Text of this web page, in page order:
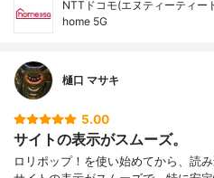
NTTドコモ(エヌティーティー
home 5G
樋口 マサキ
5.00
サイトの表示がスムーズ。
ロリポップ！を使い始めてから、読